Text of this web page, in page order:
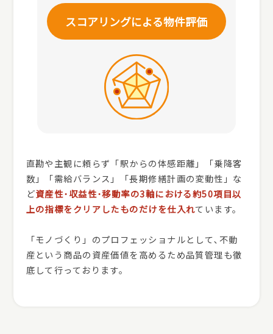
スコアリングによる物件評価
直勘や主観に頼らず「駅からの体感距離」「乗降客
数」「需給バランス」「長期修繕計画の変動性」な
ど資産性･収益性･移動率の3軸における約50項目以
上の指標をクリアしたものだけを仕入れています。
「モノづくり」のプロフェッショナルとして､不動
産という商品の資産価値を高めるため品質管理も徹
底して行っております。